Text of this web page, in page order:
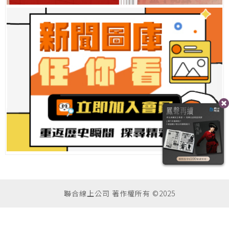
聯合線上公司 著作權所有 ©2025